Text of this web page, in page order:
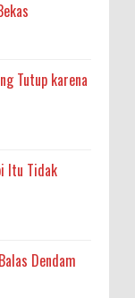
Tutup karena
Itu Tidak
Dendam